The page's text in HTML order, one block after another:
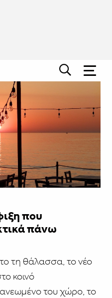
που
πάνω
τη θάλασσα, το νέο
κοινό
του χώρο, το